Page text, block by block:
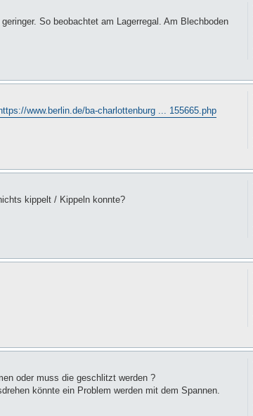
So beobachtet am Lagerregal. Am Blechboden
https://www.berlin.de/ba-charlottenburg ... 155665.php
kippelt / Kippeln konnte?
oder muss die geschlitzt werden ?
könnte ein Problem werden mit dem Spannen.